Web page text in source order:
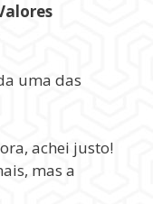
uma das
achei justo!
mas a